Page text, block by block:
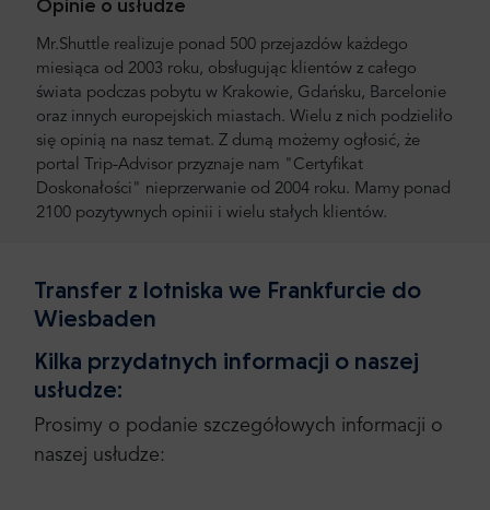
Opinie o usłudze
Mr.Shuttle realizuje ponad 500 przejazdów każdego
miesiąca od 2003 roku, obsługując klientów z całego
świata podczas pobytu w Krakowie, Gdańsku, Barcelonie
oraz innych europejskich miastach. Wielu z nich podzieliło
się opinią na nasz temat. Z dumą możemy ogłosić, że
portal Trip-Advisor przyznaje nam "Certyfikat
Doskonałości" nieprzerwanie od 2004 roku. Mamy ponad
2100 pozytywnych opinii i wielu stałych klientów.
Transfer z lotniska we Frankfurcie do
Wiesbaden
Kilka przydatnych informacji o naszej
usłudze:
Prosimy o podanie szczegółowych informacji o
naszej usłudze: